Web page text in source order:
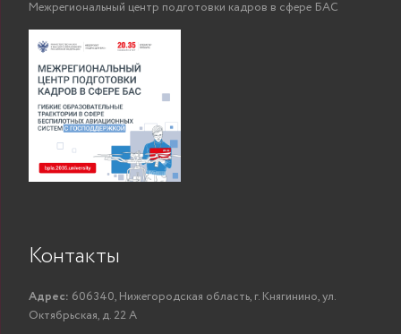
Шилова Татьяна
Владимировна
старший
преподаватель
Шлыкова
Любовь
Владимировна
преподаватель
Межрегиональный центр подготовки кадров в сфере БАС
Контакты
Адрес: 606340, Нижегородская область, г. Княгинино, ул.
Октябрьская, д. 22 А